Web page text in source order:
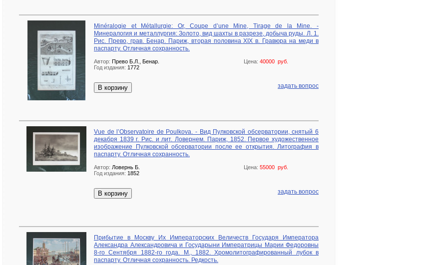
Minéralogie et Métallurgie: Or, Coupe d’une Mine, Tirage de la Mine. -
Минералогия и металлургия: Золото, вид шахты в разрезе, добыча руды. Л. 1.
Рис. Прево, грав. Бенар. Париж, вторая половина XIХ в. Гравюра на меди в
паспарту. Отличная сохранность.
Цена: 40000 руб.
Автор: Прево Б.Л., Бенар.
Год издания: 1772
В корзину задать вопрос
Vue de l’Observatoire de Poulkova. - Вид Пулковской обсерватории, снятый 6
декабря 1839 г. Рис. и лит. Ловернем. Париж, 1852. Первое художественное
изображение Пулковской обсерватории после ее открытия. Литография в
паспарту. Отличная сохранность.
Цена: 55000 руб.
Автор: Ловернь Б.
Год издания: 1852
В корзину задать вопрос
Прибытие в Москву Их Императорских Величеств Государя Императора
Александра Александровича и Государыни Императрицы Марии Федоровны
8-го Сентября 1882-го года. М., 1882. Хромолитографированный лубок в
паспарту. Отличная сохранность. Редкость.